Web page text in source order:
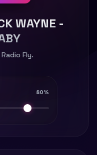
WAYNE -
Fly.
80%